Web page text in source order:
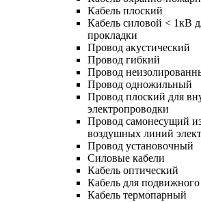
Кабель плоский
Кабель силовой < 1кВ
прокладки
Провод акустический
Провод гибкий
Провод
Провод одножильный
Провод плоский для
электропроводки
Провод самонесущий
воздушных линий
Провод установочный
Силовые кабели
Кабель оптический
Кабель для подвижного
Кабель термопарный